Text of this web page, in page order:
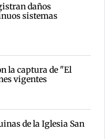
daños
sistemas
la captura de "El
vigentes
de la Iglesia San